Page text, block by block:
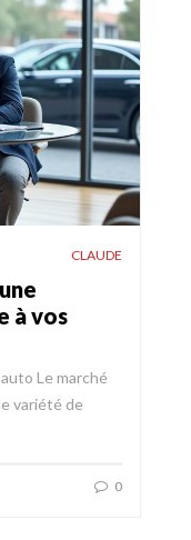
CLAUDE
à vos
Le marché
variété de
0